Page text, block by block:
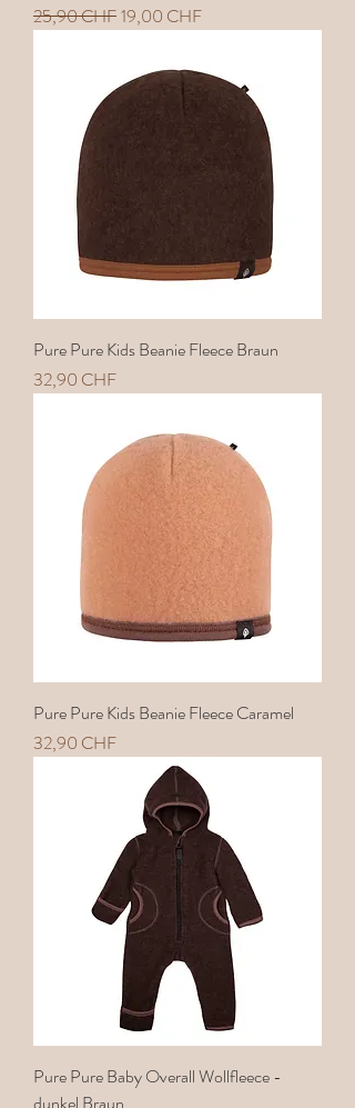
Standardpreis
25,90 CHFSale-Preis
19,00 CHF
Pure Pure Kids Beanie Fleece Braun
Preis
32,90 CHF
Pure Pure Kids Beanie Fleece Caramel
Preis
32,90 CHF
Pure Pure Baby Overall Wollfleece -